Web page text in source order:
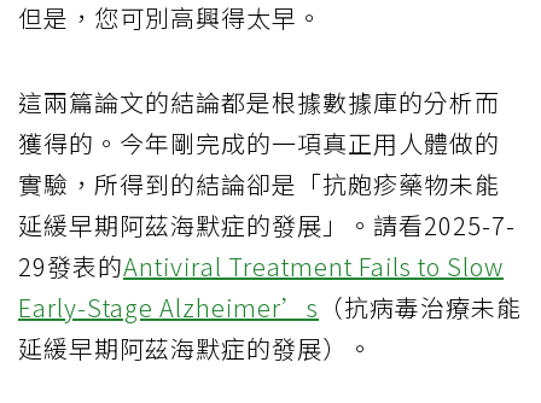
但是，您可別高興得太早。
這兩篇論文的結論都是根據數據庫的分析而
獲得的。今年剛完成的一項真正用人體做的
實驗，所得到的結論卻是「抗皰疹藥物未能
延緩早期阿茲海默症的發展」。請看2025-7-
29發表的Antiviral Treatment Fails to Slow
Early-Stage Alzheimer’s （抗病毒治療未能
延緩早期阿茲海默症的發展）。